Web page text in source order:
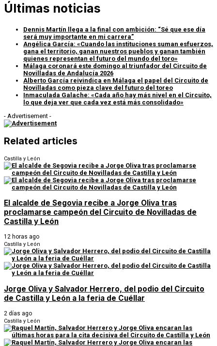
Últimas noticias
Dennis Martín llega a la final con ambición: “Sé que ese día
será muy importante en mi carrera”
Angélica García: «Cuando las instituciones suman esfuerzos,
gana el territorio, ganan nuestros pueblos y ganan también
quienes representan el futuro del mundo del toro»
Málaga coronará este domingo al triunfador del Circuito de
Novilladas de Andalucía 2026
Alberto García reivindica en Málaga el papel del Circuito de
Novilladas como pieza clave del futuro del toreo
Inmaculada Galache: «Cada año hay más nivel en el Circuito,
lo que deja ver que cada vez está más consolidado»
- Advertisement -
Related articles
Castilla y León
El alcalde de Segovia recibe a Jorge Oliva tras
proclamarse campeón del Circuito de Novilladas de
Castilla y León
12 horas ago
Castilla y León
Jorge Oliva y Salvador Herrero, del podio del Circuito
de Castilla y León a la feria de Cuéllar
2 días ago
Castilla y León